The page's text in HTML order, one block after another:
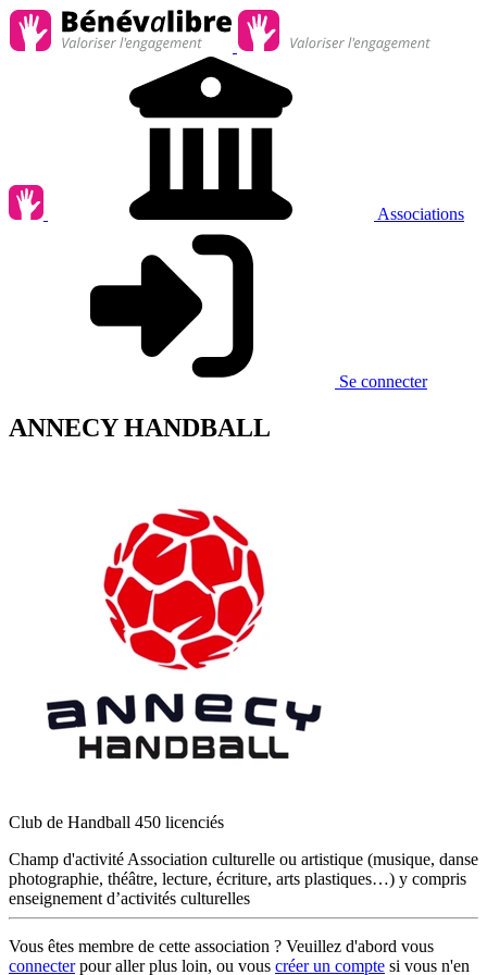
Associations
Se connecter
ANNECY HANDBALL
Club de Handball 450 licenciés
Champ d'activité Association culturelle ou artistique (musique, danse
photographie, théâtre, lecture, écriture, arts plastiques…) y compris
enseignement d’activités culturelles
Vous êtes membre de cette association ? Veuillez d'abord vous
connecterpour aller plus loin, ou vous créer un compte si vous n'en